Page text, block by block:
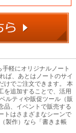
手軽にオリジナルノート
ば、あとはノートのサイ
けでご注文できます。 本
を追加することで、活用
ルティや販促ツール（販
品、イベントで販売する
トはさまざまなシーンで
製作）なら「書きま帳